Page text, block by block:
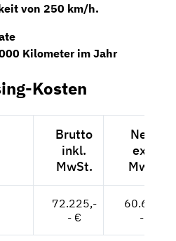
von 250 km/h.
Kilometer im Jahr
Kosten
Brutto
inkl.
MwSt.
Netto
exkl.
MwSt.
72.225,-
- €
60.693,-
- €